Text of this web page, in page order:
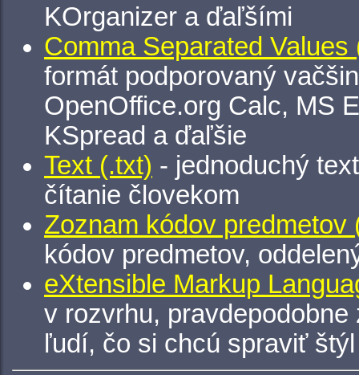
KOrganizer a ďaľšími
Comma Separated Values
formát podporovaný
OpenOffice.org Calc, MS
KSpread a ďaľšie
Text (.txt) - jednoduchý
čítanie človekom
Zoznam kódov predmetov
kódov predmetov,
eXtensible Markup
v rozvrhu,
ľudí, čo si chcú spraviť